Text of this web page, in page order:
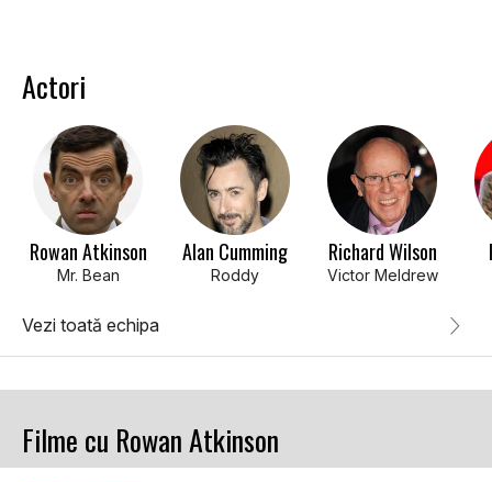
Actori
Rowan Atkinson
Mr. Bean
Alan Cumming
Roddy
Richard Wilson
Victor Meldrew
Vezi toată echipa
Filme cu Rowan Atkinson